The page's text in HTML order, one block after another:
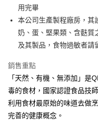
全盈+PAY
大哥付你分期
相關說明
1.本服務由台灣大哥大提供，台
2.付款方式選擇「大哥付你分
流程，驗證手機門號後，選擇欲
成交易。
3.實際核准額度、可分期數及費
4.訂單成立30分鐘內，如未前往
AFTEE先享後付
相關說明
【關於「AFTEE先享後付」】
AFTEE先享後付是「在收到商
便利好安心！
１．簡單：不需註冊會員、不需
用完畢
本公司生產製程廠房，其
奶、蛋、堅果類、含麩質
及其製品，食物過敏者請
銷售重點
「天然、有機、無添加」是
毒的食材，國家認證食品技
利用食材最原始的味道去做
完善的健康概念。